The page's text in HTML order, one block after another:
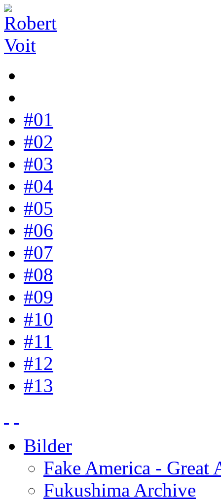
#01
#02
#03
#04
#05
#06
#07
#08
#09
#10
#11
#12
#13
Bilder
Fake America - Great
Fukushima Archive